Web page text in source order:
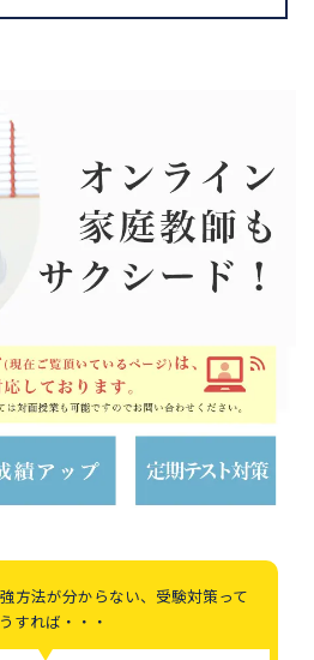
方法が分からない、受験対策って
すれば・・・